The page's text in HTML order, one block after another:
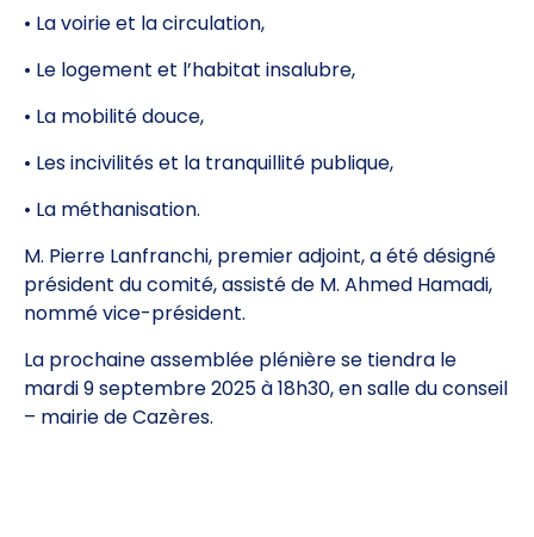
• La voirie et la circulation,
• Le logement et l’habitat insalubre,
• La mobilité douce,
• Les incivilités et la tranquillité publique,
• La méthanisation.
M. Pierre Lanfranchi, premier adjoint, a été désigné
président du comité, assisté de M. Ahmed Hamadi,
nommé vice-président.
La prochaine assemblée plénière se tiendra le
mardi 9 septembre 2025 à 18h30, en salle du conseil
– mairie de Cazères.